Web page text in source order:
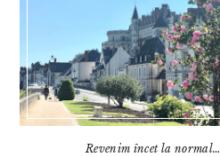
Revenim încet la normal…